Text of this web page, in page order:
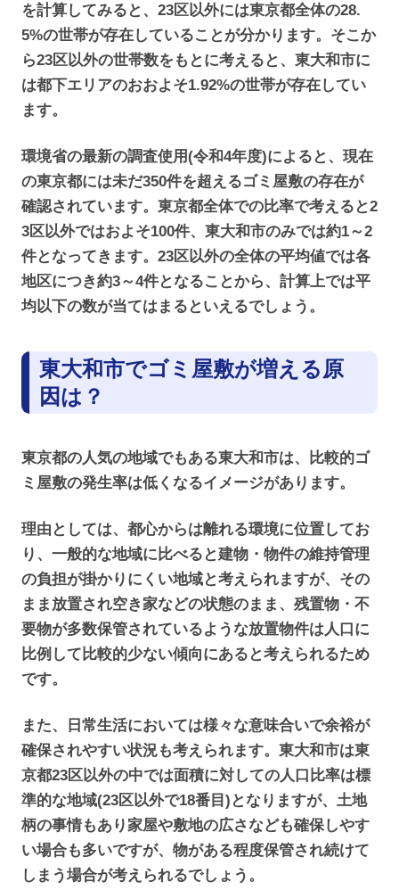
を計算してみると、23区以外には東京都全体の28.
5%の世帯が存在していることが分かります。そこか
ら23区以外の世帯数をもとに考えると、東大和市に
は都下エリアのおおよそ1.92%の世帯が存在してい
ます。
環境省の最新の調査使用(令和4年度)によると、現在
の東京都には未だ350件を超えるゴミ屋敷の存在が
確認されています。東京都全体での比率で考えると2
3区以外ではおよそ100件、東大和市のみでは約1～2
件となってきます。23区以外の全体の平均値では各
地区につき約3～4件となることから、計算上では平
均以下の数が当てはまるといえるでしょう。
東大和市でゴミ屋敷が増える原
因は？
東京都の人気の地域でもある東大和市は、比較的ゴ
ミ屋敷の発生率は低くなるイメージがあります。
理由としては、都心からは離れる環境に位置してお
り、一般的な地域に比べると建物・物件の維持管理
の負担が掛かりにくい地域と考えられますが、その
まま放置され空き家などの状態のまま、残置物・不
要物が多数保管されているような放置物件は人口に
比例して比較的少ない傾向にあると考えられるため
です。
また、日常生活においては様々な意味合いで余裕が
確保されやすい状況も考えられます。東大和市は東
京都23区以外の中では面積に対しての人口比率は標
準的な地域(23区以外で18番目)となりますが、土地
柄の事情もあり家屋や敷地の広さなども確保しやす
い場合も多いですが、物がある程度保管され続けて
しまう場合が考えられるでしょう。